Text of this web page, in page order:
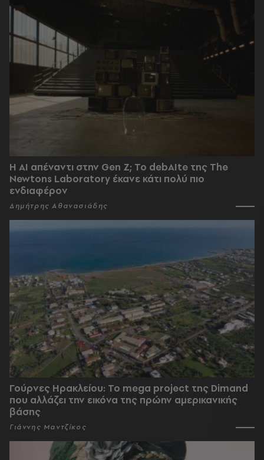
Η AI απέναντι στην Gen Z; Το debAIte της The
Newtons Laboratory έκανε κάτι πολύ πιο
ενδιαφέρον
Δημήτρης Αθανασιάδης
Γούρνες Ηρακλείου: To mega project της Dimand
που αλλάζει την εικόνα της πρώην αμερικανικής
βάσης
Γιάννης Μαντζίκος